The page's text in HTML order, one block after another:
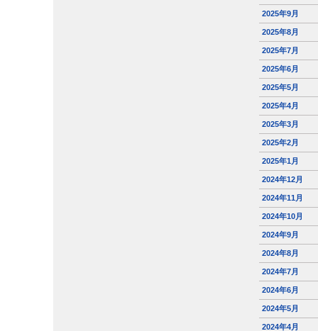
2025年9月
2025年8月
2025年7月
2025年6月
2025年5月
2025年4月
2025年3月
2025年2月
2025年1月
2024年12月
2024年11月
2024年10月
2024年9月
2024年8月
2024年7月
2024年6月
2024年5月
2024年4月